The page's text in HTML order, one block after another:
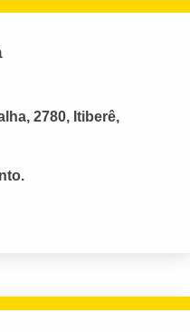
2780, Itiberê,